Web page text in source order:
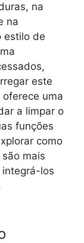
na
na
estilo de
este
uma
a limpar o
funções
como
mais
integrá-los